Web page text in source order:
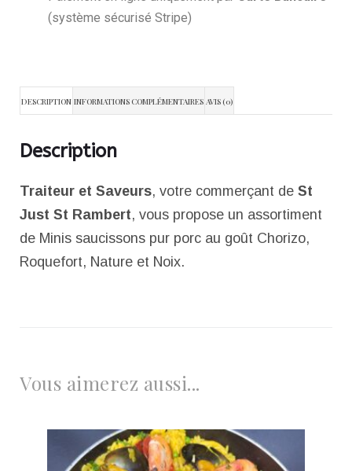
(système sécurisé Stripe)
DESCRIPTION INFORMATIONS COMPLÉMENTAIRES AVIS (0)
Description
Traiteur et Saveurs, votre commerçant de St
Just St Rambert, vous propose un assortiment
de Minis saucissons pur porc au goût Chorizo,
Roquefort, Nature et Noix.
Vous aimerez aussi...